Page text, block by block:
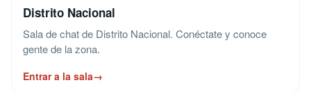
Distrito Nacional
Sala de chat de Distrito Nacional. Conéctate y conoce
gente de la zona.
Entrar a la sala→